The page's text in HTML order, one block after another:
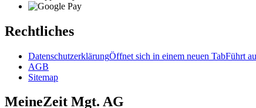
Rechtliches
DatenschutzerklärungÖffnet sich in einem neuen TabFührt
AGB
Sitemap
MeineZeit Mgt. AG